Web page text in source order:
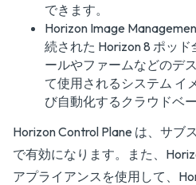
できます。
Horizon Image
続された Horizon 8 ポッ
ールやファームなどのデ
て使用されるシステム イ
び自動化するクラウドベ
Horizon Control Plane は、サブ
で有効になります。また、
アプライアンスを使用して、